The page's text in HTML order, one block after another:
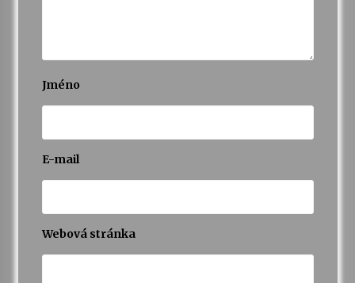
Petr Adamec – Malovaný svět
Jméno
E-mail
Webová stránka